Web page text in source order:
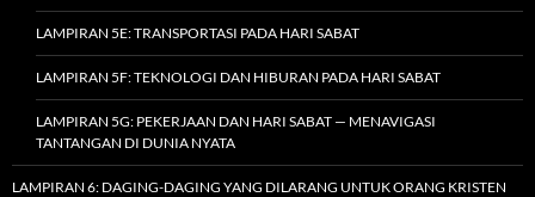
LAMPIRAN 5E: TRANSPORTASI PADA HARI SABAT
LAMPIRAN 5F: TEKNOLOGI DAN HIBURAN PADA HARI SABAT
LAMPIRAN 5G: PEKERJAAN DAN HARI SABAT — MENAVIGASI
TANTANGAN DI DUNIA NYATA
LAMPIRAN 6: DAGING-DAGING YANG DILARANG UNTUK ORANG KRISTEN